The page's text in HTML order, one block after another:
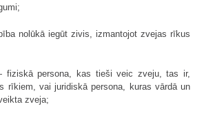
nolūkā iegūt zivis, izmantojot zvejas rīkus
persona, kas tieši veic zveju, tas ir,
rīkiem, vai juridiskā persona, kuras vārdā un
zveja;